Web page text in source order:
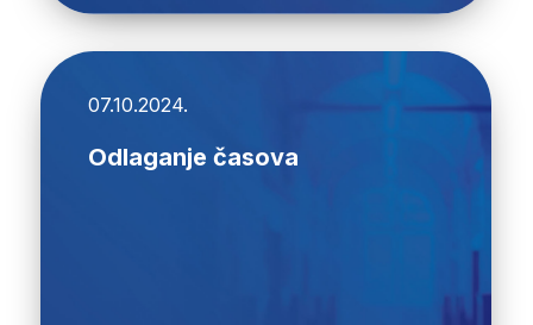
07.10.2024.
Odlaganje časova